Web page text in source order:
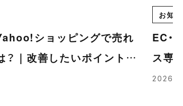
ショッピングで売れ
？｜改善したいポイントを
お知
EC・
ス専
に寄